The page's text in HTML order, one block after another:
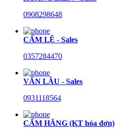
0908298648
CẨM LỆ - Sales
0357284470
VĂN LÂU - Sales
0931118564
CẨM HẰNG (KT hóa đơn)